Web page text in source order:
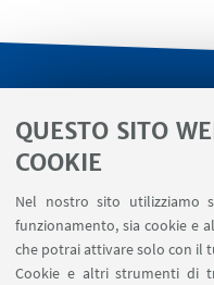
QUESTO SITO
COOKIE
Nel nostro sito utilizziamo
funzionamento, sia cookie e
che potrai attivare solo con il
Cookie e altri strumenti di